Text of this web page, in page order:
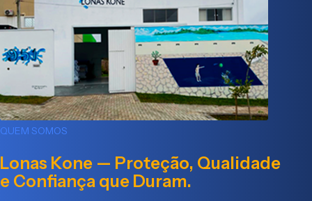
QUEM SOMOS
Lonas Kone — Proteção, Qualidade
e Confiança que Duram.